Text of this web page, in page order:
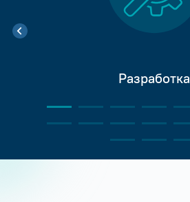
Разработка